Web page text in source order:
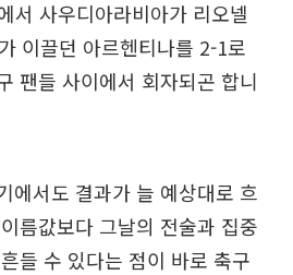
서 사우디아라비아가 리오넬
이끌던 아르헨티나를 2-1로
팬들 사이에서 회자되곤 합니
에서도 결과가 늘 예상대로 흐
름값보다 그날의 전술과 집중
들 수 있다는 점이 바로 축구